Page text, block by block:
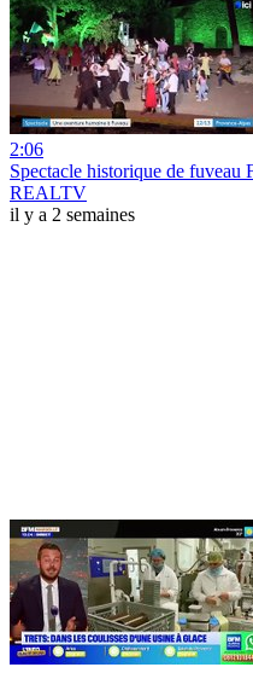
2:06
Spectacle historique de
REALTV
il y a 2 semaines